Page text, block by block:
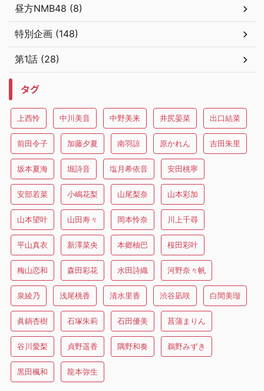
昼方NMB48 (8)
特別企画 (148)
第1話 (28)
タグ
上西怜 中川美音 中野美来 井尻晏菜 出口結菜
前田令子 加藤夕夏 南羽諒 原かれん 吉田朱里
坂本夏海 堀詩音 塩月希依音 安田桃寧
安部若菜 小嶋花梨 山尾梨奈 山本彩加
山本望叶 山田寿々 岡本怜奈 川上千尋
平山真衣 新澤菜央 本郷柚巴 桜田彩叶
梅山恋和 森田彩花 水田詩織 河野奈々帆
泉綾乃 浅尾桃香 清水里香 渋谷凪咲 白間美瑠
眞鍋杏樹 石塚朱莉 石田優美 菖蒲まりん
谷川愛梨 貞野遥香 隅野和奏 鵜野みずき
黒田楓和 龍本弥生